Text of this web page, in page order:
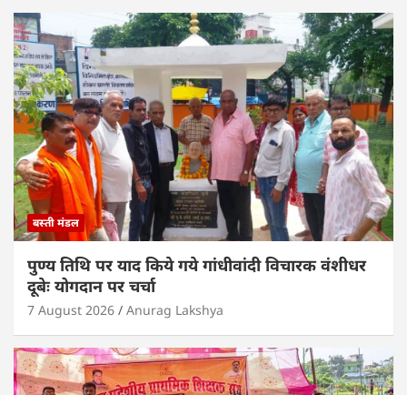
A
p
p
b
o
o
k
dI
n
बस्ती मंडल
पुण्य तिथि पर याद किये गये गांधीवांदी विचारक वंशीधर
दूबेः योगदान पर चर्चा
7 August 2026 Anurag Lakshya